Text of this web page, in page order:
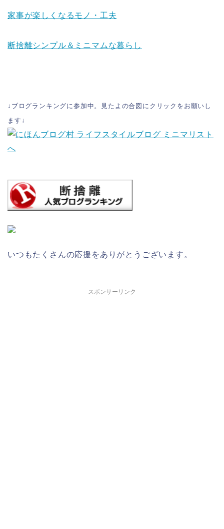
家事が楽しくなるモノ・工夫
断捨離シンプル＆ミニマムな暮らし
↓ブログランキングに参加中。見たよの合図にクリックをお願いし
ます↓
いつもたくさんの応援をありがとうございます。
スポンサーリンク